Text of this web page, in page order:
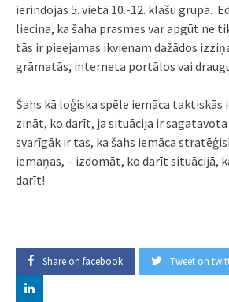
ierindojās 5. vietā 10.-12. klašu grupā.
liecina, ka šaha prasmes var apgūt ne
tās ir pieejamas ikvienam dažādos
grāmatās, interneta portālos vai
Šahs kā loģiska spēle iemāca taktiskās
zināt, ko darīt, ja situācija ir
svarīgāk ir tas, ka šahs iemāca
iemaņas, – izdomāt, ko darīt situācijā,
darīt!
Share on facebook Tweet on